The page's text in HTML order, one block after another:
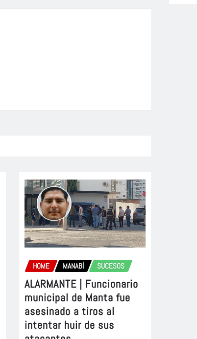
HOME MANABÍ SUCESOS
ALARMANTE | Funcionario
municipal de Manta fue
asesinado a tiros al
intentar huir de sus